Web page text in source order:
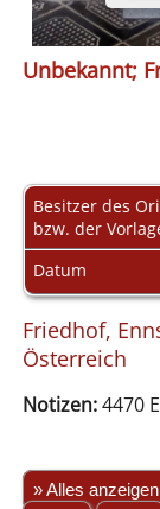
Unbekannt;
Besitzer des
bzw. der
Datum
Friedhof,
Österreich
Notizen:4470
» Alles anzeigen